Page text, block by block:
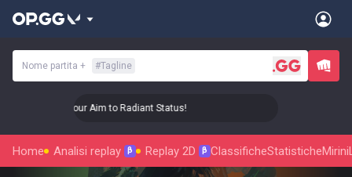
Nome partita + #Tagline
🎯 Level Up Your Aim to Radiant Status!
Home Analisi replay β Replay 2D β ClassificheStatisticheMirini